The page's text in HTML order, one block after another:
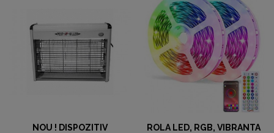
NOU ! DISPOZITIV
ROLA LED, RGB, VIBRANTA